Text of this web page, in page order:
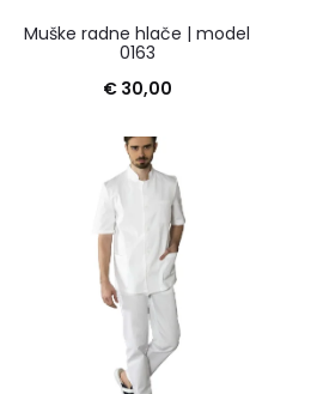
Muške radne hlače | model
0163
€30,00